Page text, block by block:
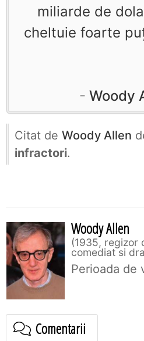
miliarde de
cheltuie foarte
Woody
Citat de Woody Allen
infractori.
Woody Allen
1935, regizor
comediat si
Perioada de
Comentarii